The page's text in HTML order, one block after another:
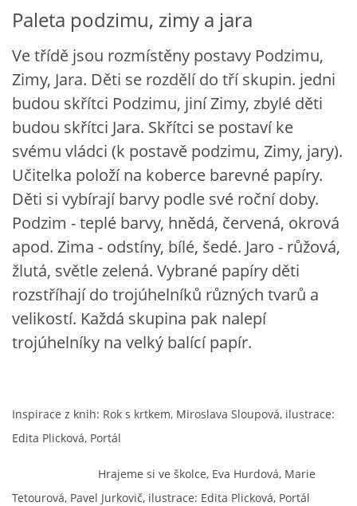
Paleta podzimu, zimy a jara
Ve třídě jsou rozmístěny postavy Podzimu,
Zimy, Jara. Děti se rozdělí do tří skupin. jedni
budou skřítci Podzimu, jiní Zimy, zbylé děti
budou skřítci Jara. Skřítci se postaví ke
svému vládci (k postavě podzimu, Zimy, jary).
Učitelka položí na koberce barevné papíry.
Děti si vybírají barvy podle své roční doby.
Podzim - teplé barvy, hnědá, červená, okrová
apod. Zima - odstíny, bílé, šedé. Jaro - růžová,
žlutá, světle zelená. Vybrané papíry děti
rozstříhají do trojúhelníků různých tvarů a
velikostí. Každá skupina pak nalepí
trojúhelníky na velký balící papír.
Inspirace z knih: Rok s krtkem, Miroslava Sloupová, ilustrace:
Edita Plicková, Portál
Hrajeme si ve školce, Eva Hurdová, Marie
Tetourová, Pavel Jurkovič, ilustrace: Edita Plicková, Portál